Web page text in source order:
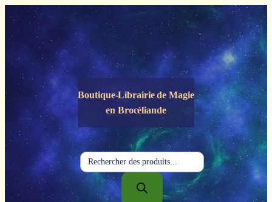
Panneau de gestion des cookies
Boutique-Librairie deMagie
en Brocéliande
Recherche
de
produits